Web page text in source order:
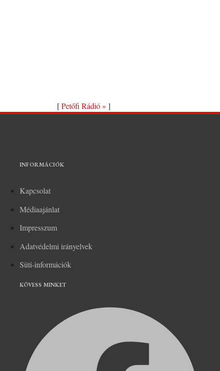
[Petőfi Rádió » ]
INFORMÁCIÓK
Kapcsolat
Médiaajánlat
Impresszum
Adatvédelmi irányelvek
Süti-információk
KÖVESS MINKET